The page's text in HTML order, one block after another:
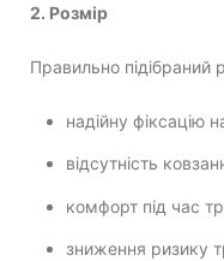
2. Розмір
Правильно підібраний
надійну фіксацію
відсутність
комфорт під час
зниження ризику